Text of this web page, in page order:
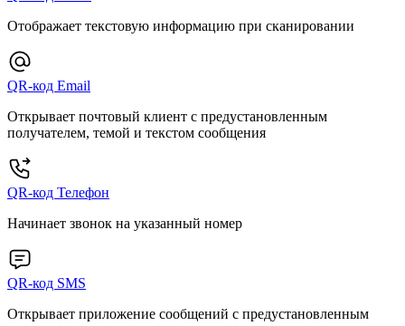
Отображает текстовую информацию при сканировании
QR-код Email
Открывает почтовый клиент с предустановленным
получателем, темой и текстом сообщения
QR-код Телефон
Начинает звонок на указанный номер
QR-код SMS
Открывает приложение сообщений с предустановленным